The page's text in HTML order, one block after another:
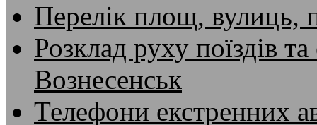
Перелік площ, вулиць,
Розклад руху поїздів
Вознесенськ
Телефони екстренних